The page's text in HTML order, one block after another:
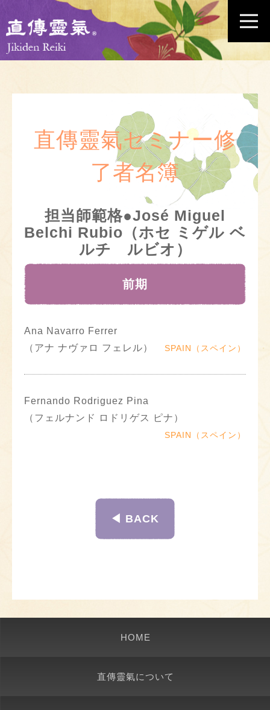
直傳靈氣セミナー修
了者名簿
担当師範格●José Miguel
Belchi Rubio（ホセ ミゲル ベ
ルチ ルビオ）
前期
Ana Navarro Ferrer
（アナ ナヴァロ フェレル）
SPAIN（スペイン）
Fernando Rodriguez Pina
（フェルナンド ロドリゲス ピナ）
SPAIN（スペイン）
◀︎ BACK
HOME
直傳靈氣について